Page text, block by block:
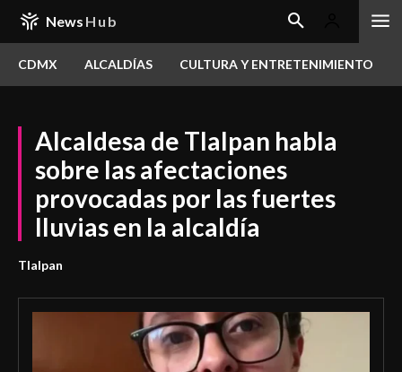
News Hub
CDMX ALCALDÍAS CULTURA Y ENTRETENIMIENTO
Alcaldesa de Tlalpan habla
sobre las afectaciones
provocadas por las fuertes
lluvias en la alcaldía
Tlalpan